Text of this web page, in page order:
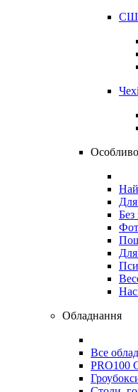
Для
Без
Для
Обладнання
Все
PRO100